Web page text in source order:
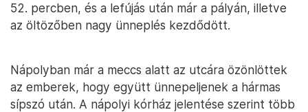
52. percben, és a lefújás után már a pályán, illetve
az öltözőben nagy ünneplés kezdődött.
Nápolyban már a meccs alatt az utcára özönlöttek
az emberek, hogy együtt ünnepeljenek a hármas
sípszó után. A nápolyi kórház jelentése szerint több